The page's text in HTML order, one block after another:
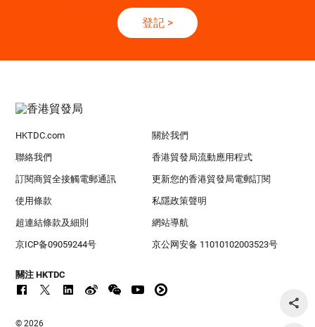
登記 >
HKTDC.com 關於我們
聯絡我們 香港貿發局流動應用程式
訂閱商貿全接觸電郵通訊 更新您的香港貿發局電郵訂閱
使用條款 私隱政策聲明
超連結條款及細則 網站導航
京ICP备09059244号 京公网安备 11010102003523号
關注 HKTDC
© 2026